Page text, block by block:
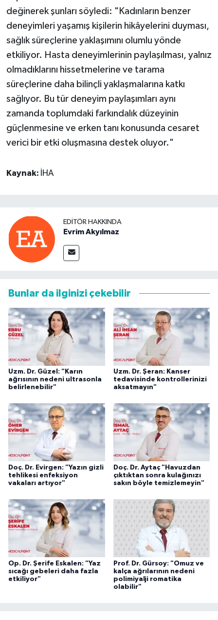
değinerek şunları söyledi: "Kadınların benzer
deneyimleri yaşamış kişilerin hikâyelerini duyması,
sağlık süreçlerine yaklaşımını olumlu yönde
etkiliyor. Hasta deneyimlerinin paylaşılması, yalnız
olmadıklarını hissetmelerine ve tarama
süreçlerine daha bilinçli yaklaşmalarına katkı
sağlıyor. Bu tür deneyim paylaşımları aynı
zamanda toplumdaki farkındalık düzeyinin
güçlenmesine ve erken tanı konusunda cesaret
verici bir etki oluşmasına destek oluyor."
Kaynak: İHA
EDITÖR HAKKINDA
Evrim Akyılmaz
Bunlar da ilginizi çekebilir
Uzm. Dr. Güzel: "Karın
ağrısının nedeni ultrasonla
belirlenebilir"
Uzm. Dr. Şeran: Kanser
tedavisinde kontrollerinizi
aksatmayın"
Doç. Dr. Evirgen: "Yazın gizli
tehlikesi enfeksiyon
vakaları artıyor"
Doç. Dr. Aytaç "Havuzdan
çıktıktan sonra kulağınızı
sakın böyle temizlemeyin"
Op. Dr. Şerife Eskalen: "Yaz
sıcağı gebeleri daha fazla
etkiliyor"
Prof. Dr. Gürsoy: "Omuz ve
kalça ağrılarının nedeni
polimiyalji romatika
olabilir"